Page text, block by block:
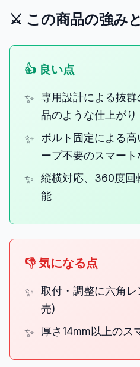
⚔️ この商品の強み
👍 良い点
専用設計による抜
品のような仕上がり
ボルト固定による
ープ不要のスマート
縦横対応、360度回
能
👎 気になる点
取付・調整に六角
売)
厚さ14mm以上のス